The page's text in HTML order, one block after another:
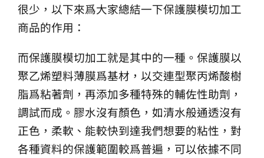
選購指南
公司介紹
聯繫洽詢
很少，以下來爲大家總結一下保護膜模切加工
商品的作用：
而保護膜模切加工就是其中的一種。保護膜以
聚乙烯塑料薄膜爲基材，以交連型聚丙烯酸樹
脂爲粘著劑，再添加多種特殊的輔佐性助劑，
調試而成。膠水沒有顏色，如清水般通透沒有
正色，柔軟、能較快到達我們想要的粘性，對
各種資料的保護範圍較爲普遍，可以依據不同